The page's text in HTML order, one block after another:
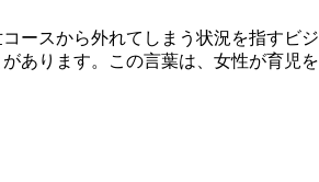
ースから外れてしまう状況を指すビ
あります。この言葉は、女性が育児